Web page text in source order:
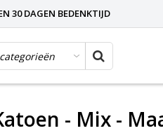
30 DAGEN BEDENKTIJD
- Mix -